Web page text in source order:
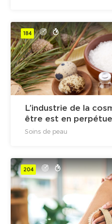
184
L’industrie de la
être est en
Soins de peau
204